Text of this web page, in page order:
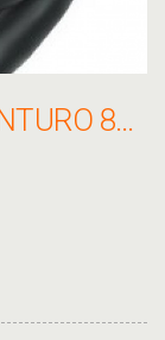
ABUS LAKAT 860/110 CENTURO 860